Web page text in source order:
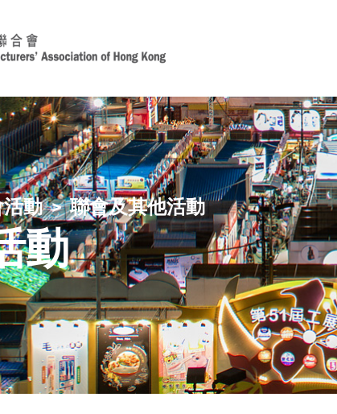
動 聯會及其他活動
動